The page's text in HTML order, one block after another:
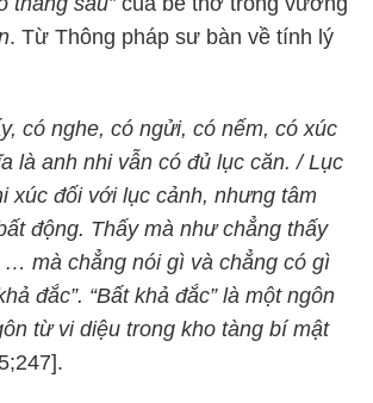
. Từ Thông pháp sư bàn về tính lý
có nghe, có ngửi, có nếm, có xúc
là anh nhi vẫn có đủ lục căn. / Lục
xúc đối với lục cảnh, nhưng tâm
động. Thấy mà như chẳng thấy
… mà chẳng nói gì và chẳng có gì
đắc”. “Bất khả đắc” là một ngôn
từ vi diệu trong kho tàng bí mật